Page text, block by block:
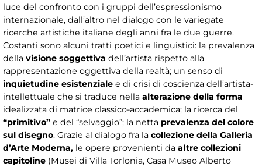
luce del confronto con i gruppi dell’espressionismo
internazionale, dall’altro nel dialogo con le variegate
ricerche artistiche italiane degli anni fra le due guerre.
Costanti sono alcuni tratti poetici e linguistici: la prevalenza
della visione soggettiva dell’artista rispetto alla
rappresentazione oggettiva della realtà; un senso di
inquietudine esistenziale e di crisi di coscienza dell’artista-
intellettuale che si traduce nella alterazione della forma
idealizzata di matrice classico-accademica; la ricerca del
“primitivo” e del “selvaggio”; la netta prevalenza del colore
sul disegno. Grazie al dialogo fra la collezione della Galleria
d’Arte Moderna, le opere provenienti da altre collezioni
capitoline (Musei di Villa Torlonia, Casa Museo Alberto